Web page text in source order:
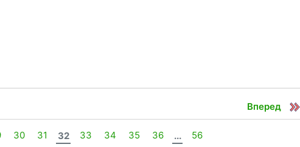
Вперед
30 31 32 33 34 35 36 ... 56